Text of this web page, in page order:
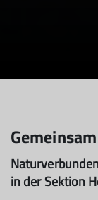
in der Sektion